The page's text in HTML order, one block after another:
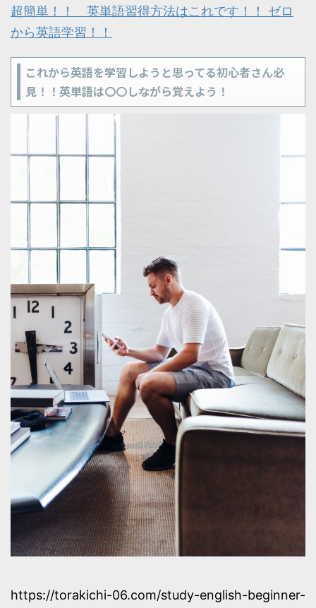
超簡単！！ 英単語習得方法はこれです！！ ゼロ
から英語学習！！
これから英語を学習しようと思ってる初心者さん必
見！！英単語は〇〇しながら覚えよう！
https://torakichi-06.com/study-english-beginner-